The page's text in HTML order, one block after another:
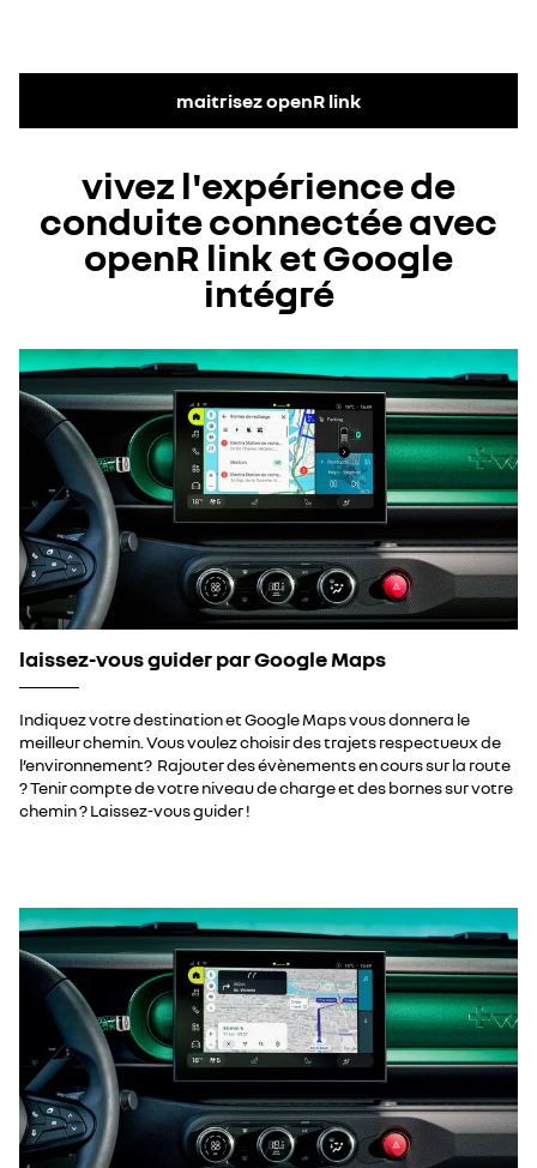
maitrisez openR link​
vivez l'expérience de
conduite connectée avec
openR link et Google
intégré​
laissez-vous guider par Google Maps​
Indiquez votre destination et Google Maps vous donnera le
meilleur chemin. Vous voulez choisir des trajets respectueux de
l’environnement? Rajouter des évènements en cours sur la route
? Tenir compte de votre niveau de charge et des bornes sur votre
chemin ? Laissez-vous guider !​